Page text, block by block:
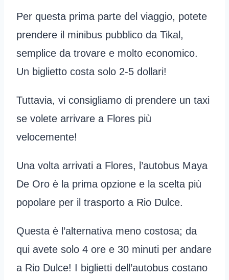
Per questa prima parte del viaggio, potete
prendere il minibus pubblico da Tikal,
semplice da trovare e molto economico.
Un biglietto costa solo 2-5 dollari!
Tuttavia, vi consigliamo di prendere un taxi
se volete arrivare a Flores più
velocemente!
Una volta arrivati a Flores, l’autobus Maya
De Oro è la prima opzione e la scelta più
popolare per il trasporto a Rio Dulce.
Questa è l’alternativa meno costosa; da
qui avete solo 4 ore e 30 minuti per andare
a Rio Dulce! I biglietti dell’autobus costano